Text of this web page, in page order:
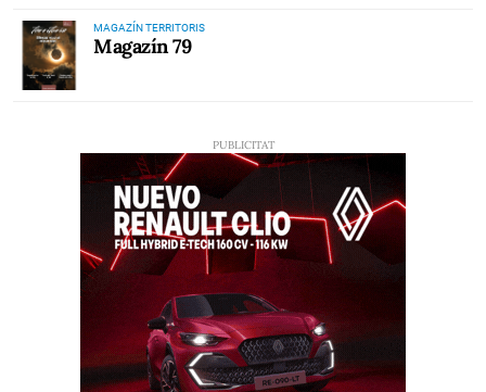
MAGAZÍN TERRITORIS
Magazín 79